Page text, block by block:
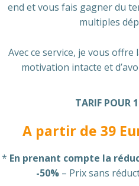
end et vous fais gagner du
multiples
Avec ce service, je vous
motivation intacte et
TARIF POUR
A partir de 39
* En prenant compte la
-50%– Prix sans